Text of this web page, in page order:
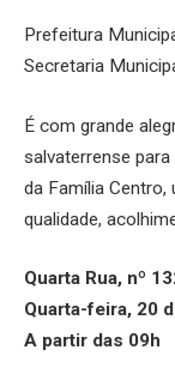
Prefeitura
Secretaria
É com grande
salvaterrense
da Família
qualidade,
Quarta Rua, nº
Quarta-feira, 20
A partir das 09h